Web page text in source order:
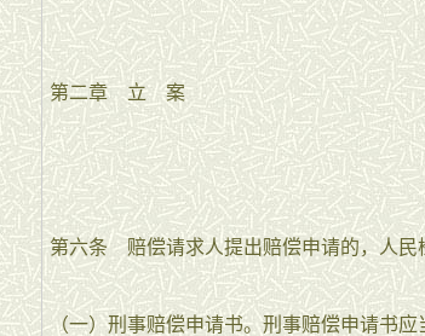
第二章 立 案
第六条 赔偿请求人提出赔偿申请的，人民
（一）刑事赔偿申请书。刑事赔偿申请书